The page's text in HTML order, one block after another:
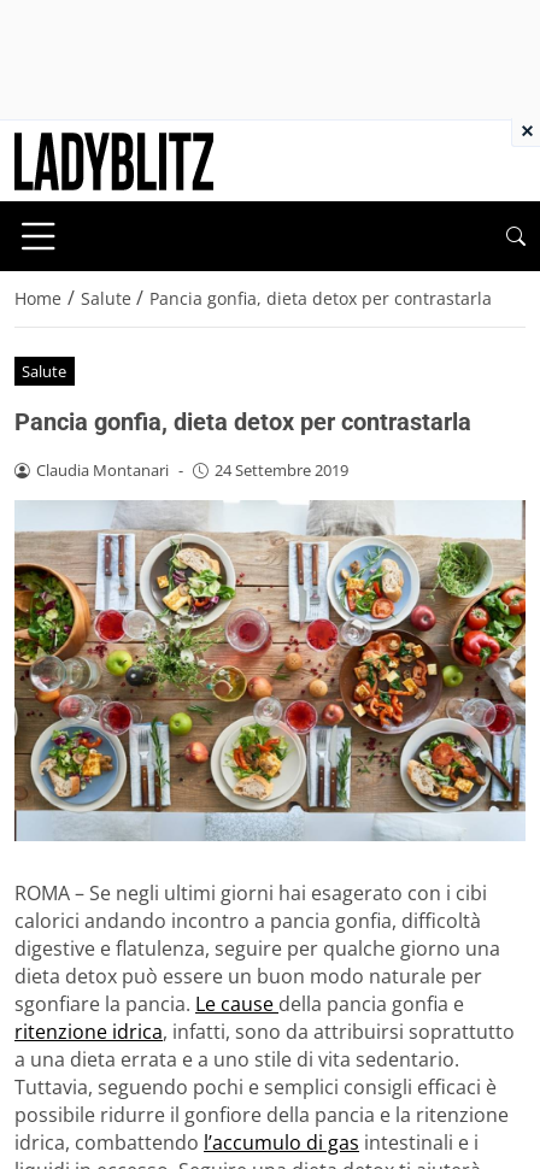
Home / Salute / Pancia gonfia, dieta detox per contrastarla
Salute
Pancia gonfia, dieta detox per contrastarla
Claudia Montanari - 24 Settembre 2019
ROMA – Se negli ultimi giorni hai esagerato con i cibi
calorici andando incontro a pancia gonfia, difficoltà
digestive e flatulenza, seguire per qualche giorno una
dieta detox può essere un buon modo naturale per
sgonfiare la pancia. Le cause della pancia gonfia e
ritenzione idrica, infatti, sono da attribuirsi soprattutto
a una dieta errata e a uno stile di vita sedentario.
Tuttavia, seguendo pochi e semplici consigli efficaci è
possibile ridurre il gonfiore della pancia e la ritenzione
idrica, combattendo l’accumulo di gas intestinali e i
×